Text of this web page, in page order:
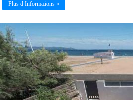
Plus d Informations »